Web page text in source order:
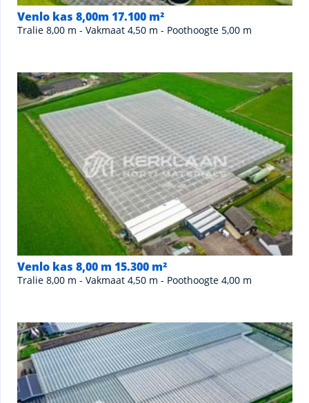
Venlo kas 8,00m 17.100 m²
Tralie 8,00 m - Vakmaat 4,50 m - Poothoogte 5,00 m
Venlo kas 8,00 m 15.300 m²
Tralie 8,00 m - Vakmaat 4,50 m - Poothoogte 4,00 m